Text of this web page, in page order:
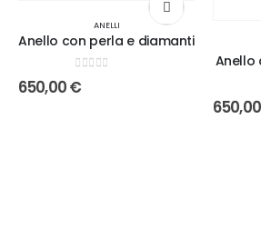
ANELLI
Anello con perla e diamanti
0
650,00€
Anello
650,00